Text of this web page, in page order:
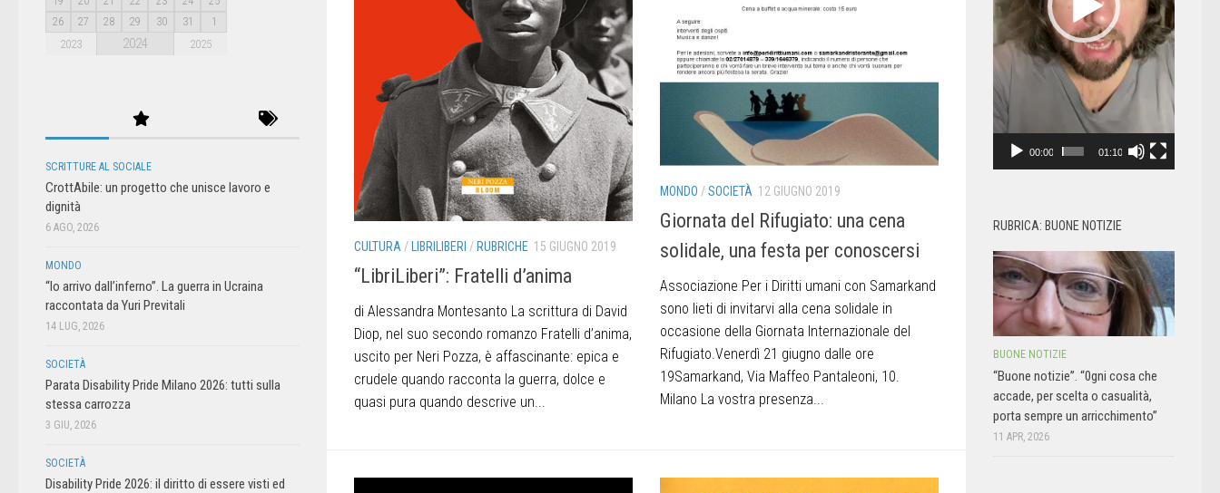
CULTURA/ LIBRILIBERI / RUBRICHE 15 GIUGNO 2019
“LibriLiberi”: Fratelli d’anima
di Alessandra Montesanto La scrittura di David
Diop, nel suo secondo romanzo Fratelli d’anima,
uscito per Neri Pozza, è affascinante: epica e
crudele quando racconta la guerra, dolce e
quasi pura quando descrive un...
MONDO /SOCIETÀ 12 GIUGNO 2019
Giornata del Rifugiato: una cena
solidale, una festa per conoscersi
Associazione Per i Diritti umani con Samarkand
sono lieti di invitarvi alla cena solidale in
occasione della Giornata Internazionale del
Rifugiato.Venerdì 21 giugno dalle ore
19Samarkand, Via Maffeo Pantaleoni, 10.
Milano La vostra presenza...
26
27 28 29 30 31 1
2023 2024 2025
SCRITTURE AL SOCIALE
CrottAbile: un progetto che unisce lavoro e
dignità
6 AGO, 2026
MONDO
“Io arrivo dall’inferno”. La guerra in Ucraina
raccontata da Yuri Previtali
14 LUG, 2026
SOCIETÀ
Parata Disability Pride Milano 2026: tutti sulla
stessa carrozza
3 GIU, 2026
SOCIETÀ
Disability Pride 2026: il diritto di essere visti ed
00:00 01:10
RUBRICA: BUONE NOTIZIE
BUONE NOTIZIE
“Buone notizie”. “0gni cosa che
accade, per scelta o casualità,
porta sempre un arricchimento”
11 APR, 2026